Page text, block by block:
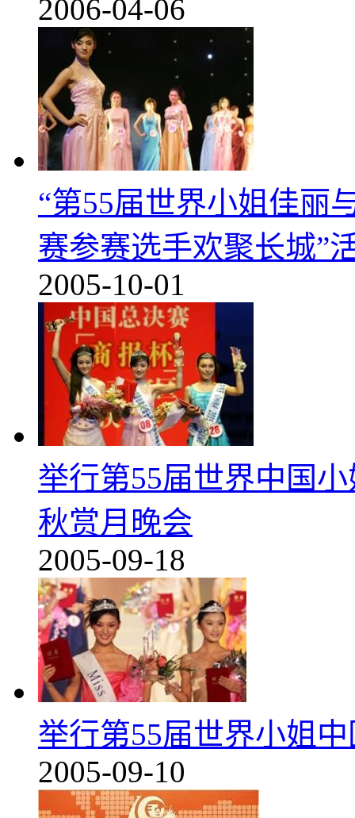
2006-04-06
“第55届世界小姐佳丽
赛参赛选手欢聚长城”
2005-10-01
举行第55届世界中国
秋赏月晚会
2005-09-18
举行第55届世界小姐
2005-09-10